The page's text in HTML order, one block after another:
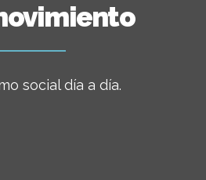
social día a día.